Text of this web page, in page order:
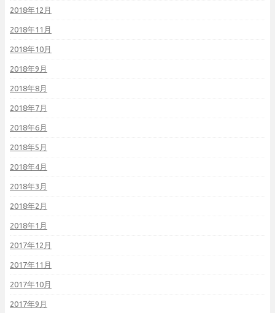
2018年12月
2018年11月
2018年10月
2018年9月
2018年8月
2018年7月
2018年6月
2018年5月
2018年4月
2018年3月
2018年2月
2018年1月
2017年12月
2017年11月
2017年10月
2017年9月